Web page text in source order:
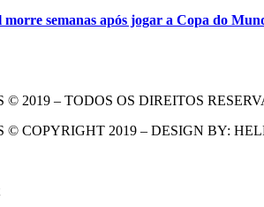
semanas após jogar a Copa do
2019 – TODOS OS DIREITOS
© COPYRIGHT 2019 – DESIGN BY: